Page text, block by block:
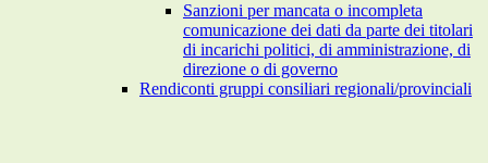
Sanzioni per mancata o incompleta
comunicazione dei dati da parte dei titolari
di incarichi politici, di amministrazione, di
direzione o di governo
Rendiconti gruppi consiliari regionali/provinciali